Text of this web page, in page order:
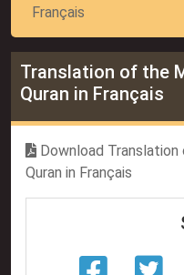
Français
Translation of the
Quran in Français
Download
Quran in Français